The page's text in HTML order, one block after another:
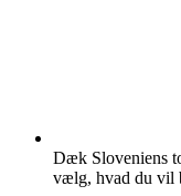
Dæk Sloveniens
vælg, hvad du vil